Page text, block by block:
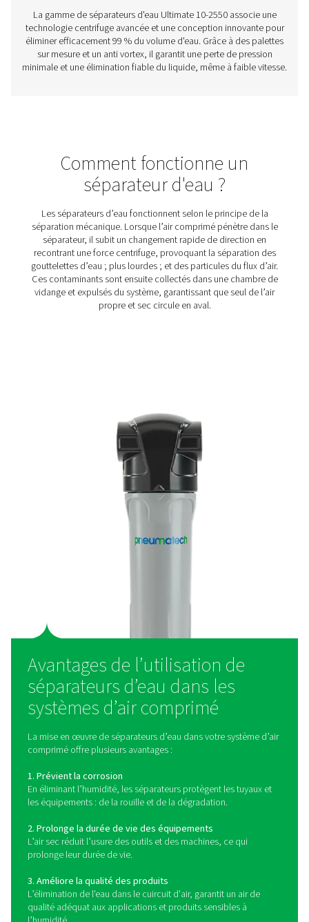
Séparateurs d'eau Ultimate 10-2550
La gamme de séparateurs d'eau Ultimate 10-2550
technologie centrifuge avancée et une conception
Comment fonctionne
séparateur d'eau ?
Les séparateurs d’eau fonctionnent selon le
gouttelettes d’eau ; plus lourdes ; et des particules du
Ces contaminants sont ensuite collectés dans une
vidange et expulsés du système, garantissant que seul
propre et sec circule en aval.